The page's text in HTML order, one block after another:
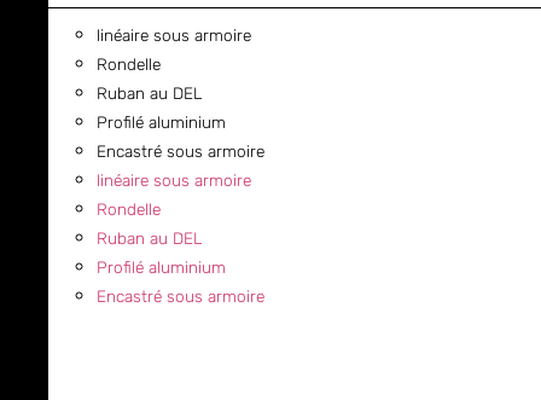
linéaire sous armoire
Rondelle
Ruban au DEL
Profilé aluminium
Encastré sous armoire
linéaire sous armoire
Rondelle
Ruban au DEL
Profilé aluminium
Encastré sous armoire